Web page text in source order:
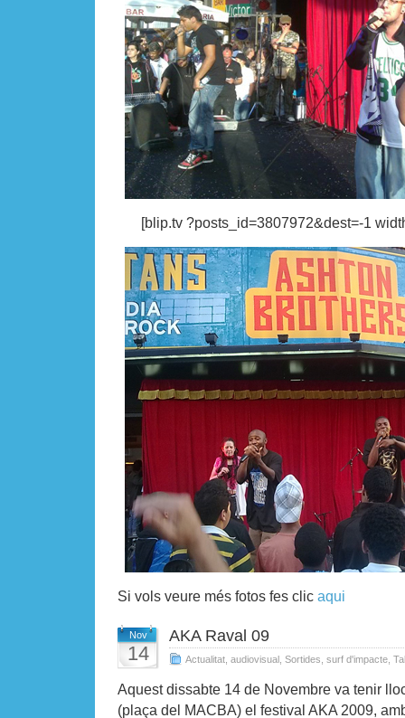
[blip.tv ?posts_id=3807972&dest=-1
Si vols veure més fotos fes clic aqui
Nov
14
AKA Raval 09
Actualitat audiovisual Sortides surf d'impacte
Aquest dissabte 14 de Novembre va tenir
(plaça del MACBA) el festival AKA 2009,